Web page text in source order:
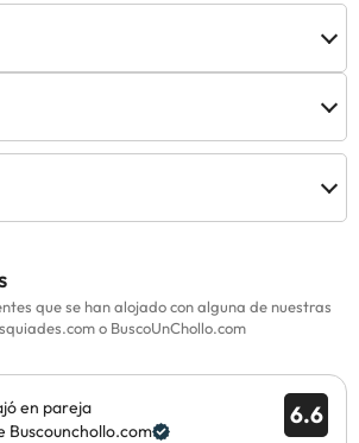
que se han alojado con alguna de nuestras
o BuscoUnChollo.com
6.6
en pareja
Buscounchollo.com